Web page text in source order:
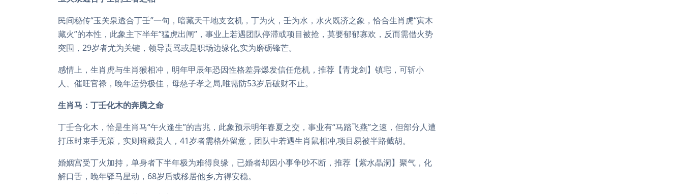
民间秘传“玉关泉透合丁壬”一句，暗藏天干地支玄机，丁为火，壬为水，水火既济之象，恰合生肖虎“寅木
藏火”的本性，此象主下半年“猛虎出闸”，事业上若遇团队停滞或项目被抢，莫要郁郁寡欢，反而需借火势
突围，29岁者尤为关键，领导责骂或是职场边缘化,实为磨砺锋芒。
感情上，生肖虎与生肖猴相冲，明年甲辰年恐因性格差异爆发信任危机，推荐【青龙剑】镇宅，可斩小
人、催旺官禄，晚年运势极佳，母慈子孝之局,唯需防53岁后破财不止。
生肖马：丁壬化木的奔腾之命
丁壬合化木，恰是生肖马“午火逢生”的吉兆，此象预示明年春夏之交，事业有“马踏飞燕”之速，但部分人遭
打压时束手无策，实则暗藏贵人，41岁者需格外留意，团队中若遇生肖鼠相冲,项目易被半路截胡。
婚姻宫受丁火加持，单身者下半年极为难得良缘，已婚者却因小事争吵不断，推荐【紫水晶洞】聚气，化
解口舌，晚年驿马星动，68岁后或移居他乡,方得安稳。